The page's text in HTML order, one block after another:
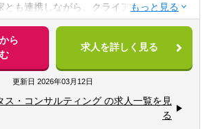
歓迎要件】
査法人や税理士法人などでの経験
認会計士、税理士、証券アナリスト等の
格
レゼンテーション能力や交渉力、コミュ
ニケーション能力
ビジネス英語力
とも連携しながら、クライアント企業の財
戦略の策定、実行を支援します。 企業価値
価業務を軸に、特別委員会に対するフィナ
シャル・アドバイザリー業務等、M&A で注
目されているサービスラインにも強みを持ち
ながら、柔軟かつ裁量ある風通しの良い組織
体制の下、幅広い業務に従事し、多様なキャ
アパスの実現が可能です。 具体的には、適
性や経験を踏まえて、以下の業務に携わって
ら
求人を詳しく見る
更新日 2026年03月12日
ス・コンサルティング の求人一覧を見
る